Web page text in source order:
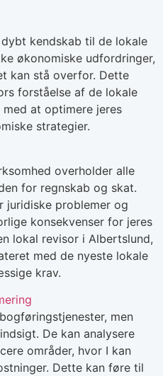
kendskab til de lokale
økonomiske udfordringer,
kan stå overfor. Dette
forståelse af de lokale
at optimere jeres
strategier.
overholder alle
for regnskab og skat.
juridiske problemer og
konsekvenser for jeres
lokal revisor i Albertslund,
med de nyeste lokale
krav.
men
De kan analysere
områder, hvor I kan
Dette kan føre til